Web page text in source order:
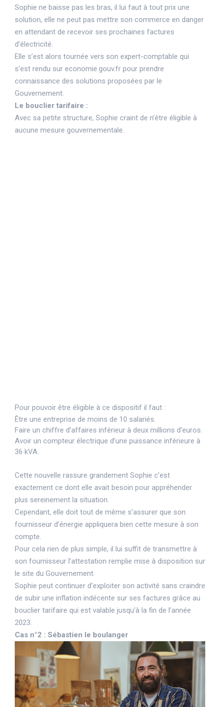
Sophie ne baisse pas les bras, il lui faut à tout prix une
solution, elle ne peut pas mettre son commerce en danger
en attendant de recevoir ses prochaines factures
d’électricité.
Elle s’est alors tournée vers son expert-comptable qui
s’est rendu sur economie.gouv.fr pour prendre
connaissance des solutions proposées par le
Gouvernement.
Le bouclier tarifaire :
Avec sa petite structure, Sophie craint de n’être éligible à
aucune mesure gouvernementale.
Pour pouvoir être éligible à ce dispositif il faut :
Être une entreprise de moins de 10 salariés.
Faire un chiffre d’affaires inférieur à deux millions d’euros.
Avoir un compteur électrique d’une puissance inférieure à
36 kVA.
Cette nouvelle rassure grandement Sophie c’est
exactement ce dont elle avait besoin pour appréhender
plus sereinement la situation.
Cependant, elle doit tout de même s’assurer que son
fournisseur d’énergie appliquera bien cette mesure à son
compte.
Pour cela rien de plus simple, il lui suffit de transmettre à
son fournisseur l’attestation remplie mise à disposition sur
le site du Gouvernement.
Sophie peut continuer d’exploiter son activité sans craindre
de subir une inflation indécente sur ses factures grâce au
bouclier tarifaire qui est valable jusqu’à la fin de l’année
2023.
Cas n°2 : Sébastien le boulanger